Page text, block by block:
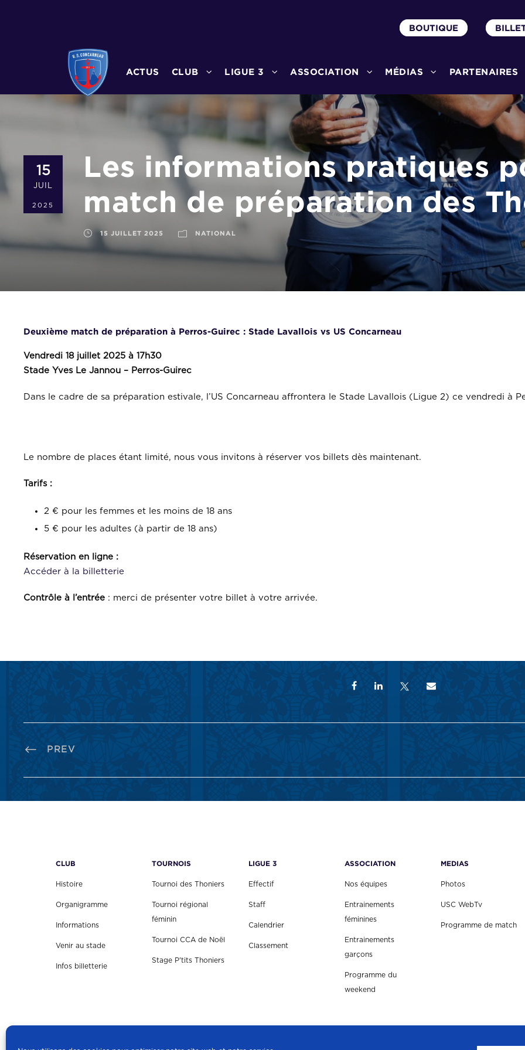
BOUTIQUE
ACTUS CLUB LIGUE 3 ASSOCIATION MÉDIAS PARTENAIRES
15
JUIL
2025
Les informations pratiques
match de préparation des
15 JUILLET 2025 NATIONAL
Deuxième match de préparation à Perros-Guirec : Stade Lavallois vs US Concarneau
Vendredi 18 juillet 2025 à 17h30
Stade Yves Le Jannou – Perros-Guirec
Dans le cadre de sa préparation estivale, l’US Concarneau affrontera le Stade Lavallois (Ligue 2) ce vendredi à
Le nombre de places étant limité, nous vous invitons à réserver vos billets dès maintenant.
Tarifs :
2 € pour les femmes et les moins de 18 ans
5 € pour les adultes (à partir de 18 ans)
Réservation en ligne :
Accéder à la billetterie
Contrôle à l’entrée : merci de présenter votre billet à votre arrivée.
PREV
CLUB
Histoire
Organigramme
Informations
Venir au stade
Infos billetterie
TOURNOIS
Tournoi des Thoniers
Tournoi régional
féminin
Tournoi CCA de Noël
Stage P'tits Thoniers
LIGUE 3
Effectif
Staff
Calendrier
Classement
ASSOCIATION
Nos équipes
Entrainements
féminines
Entrainements
garçons
Programme du
weekend
MEDIAS
Photos
USC WebTv
Programme de match